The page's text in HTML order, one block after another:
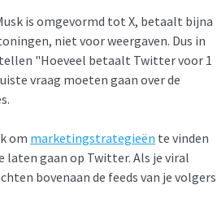
is omgevormd tot X, betaalt bijna
niet voor weergaven. Dus in
"Hoeveel betaalt Twitter voor 1
vraag moeten gaan over de
om marketingstrategieën te vinden
laten gaan op Twitter. Als je viral
bovenaan de feeds van je volgers